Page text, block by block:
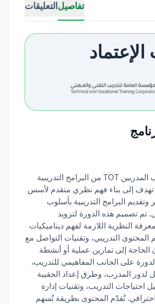
تفاصيلالتعليقات
تُعد دورة تدريب المدربين TOT من البرامج التدريبية
تهدف إلى بناء فهم نظري متقدم لأسس
البرامج التدريبية بأسلوب
تم تصميم هذه الدورة لتزويد
النظرية اللازمة لفهم ديناميكيات
المحتوى التدريبي، وتقنيات التواصل مع
الحاجة إلى تمارين عملية أو أنشطة
على الجانب المفاهيمي للتدريب،
المدرب، وطرق إعداد الحقيبة
احتياجات التدريب، وتقنيات إدارة
تُقدّم المحتوى بطريقة تُسهم